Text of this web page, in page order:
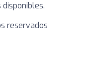
reservados